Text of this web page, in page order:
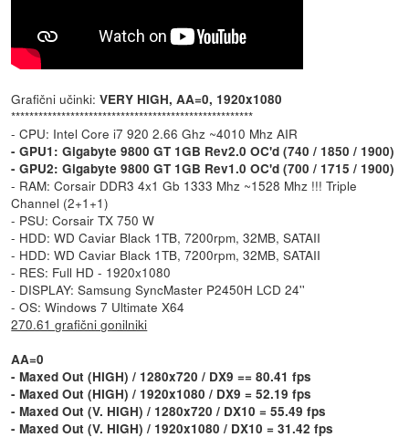
Grafični učinki:VERY HIGH, AA=0, 1920x1080
*****************************************************
- CPU: Intel Core i7 920 2.66 Ghz ~4010 Mhz AIR
- GPU1: Gigabyte 9800 GT 1GB Rev2.0 OC'd (740 / 1850 / 1900)
- GPU2: Gigabyte 9800 GT 1GB Rev1.0 OC'd (700 / 1715 / 1900)
- RAM: Corsair DDR3 4x1 Gb 1333 Mhz ~1528 Mhz !!! Triple
Channel (2+1+1)
- PSU: Corsair TX 750 W
- HDD: WD Caviar Black 1TB, 7200rpm, 32MB, SATAII
- HDD: WD Caviar Black 1TB, 7200rpm, 32MB, SATAII
- RES: Full HD - 1920x1080
- DISPLAY: Samsung SyncMaster P2450H LCD 24''
- OS: Windows 7 Ultimate X64
270.61 grafični gonilniki
AA=0
- Maxed Out (HIGH) / 1280x720 / DX9 == 80.41 fps
- Maxed Out (HIGH) / 1920x1080 / DX9 = 52.19 fps
- Maxed Out (V. HIGH) / 1280x720 / DX10 = 55.49 fps
- Maxed Out (V. HIGH) / 1920x1080 / DX10 = 31.42 fps